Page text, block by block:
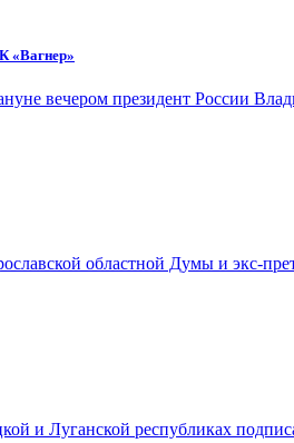
«Вагнер»
вечером президент России
областной Думы и экс-
и Луганской республиках